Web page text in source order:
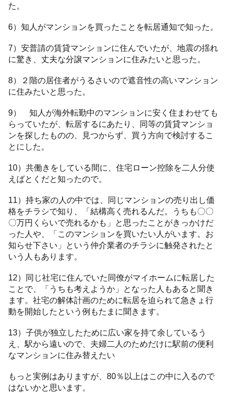
た。
6）知人がマンションを買ったことを転居通知で知った。
7）安普請の賃貸マンションに住んでいたが、地震の揺れ
に驚き、丈夫な分譲マンションに住みたいと思った。
8）２階の居住者がうるさいので遮音性の高いマンション
に住みたいと思った。
9） 知人が海外転勤中のマンションに安く住まわせても
らっていたが、転居するにあたり、同等の賃貸マンショ
ンを探したものの、見つからず、買う方向で検討するこ
とにした。
10）共働きをしている間に、住宅ローン控除を二人分使
えばとくだと知ったので。
11）持ち家の人の中では、同じマンションの売り出し価
格をチラシで知り、「結構高く売れるんだ。うちも〇〇
〇万円くらいで売れるかも」と思ったことがきっかけだ
った人や、「このマンションを買いたい人がいます。お
知らせ下さい」という仲介業者のチラシに触発されたと
いう人もあります。
12）同じ社宅に住んでいた同僚がマイホームに転居した
ことで、「うちも考えようか」となった人もあると聞き
ます。社宅の解体計画のために転居を迫られて急きょ行
動を開始したという例もたまに聞きます。
13）子供が独立したために広い家を持て余しているう
え、駅から遠いので、夫婦二人のためだけに駅前の便利
なマンションに住み替えたい
もっと実例はありますが、80％以上はこの中に入るので
はないかと思います。